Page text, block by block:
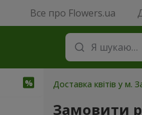
Все про Flowers.ua
Доставка квітів у м.
Замовити